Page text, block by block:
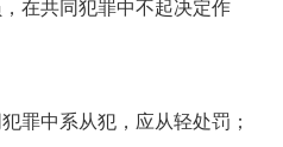
在共同犯罪中不起决定作
罪中系从犯，应从轻处罚；